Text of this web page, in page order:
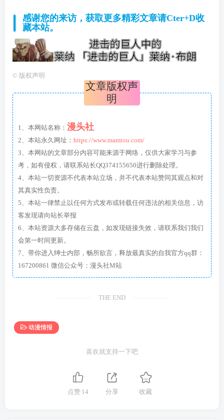
感谢您的来访，获取更多精彩文章请Cter+D收
藏本站。
© 版权声明
文章版权声
明
1、本网站名称： 漫头社
2、本站永久网址： https://www.mamtou.com/
3、本网站的文章部分内容可能来源于网络，仅供大家学习与参
考，如有侵权，请联系站长QQ374155650进行删除处理。
4、本站一切资源不代表本站立场，并不代表本站赞同其观点和对
其真实性负责。
5、本站一律禁止以任何方式发布或转载任何违法的相关信息，访
客发现请向站长举报
6、本站资源大多存储在云盘，如发现链接失效，请联系我们我们
会第一时间更新。
7、带你进入绅士内部，畅所欲言，释放最真实的自我官方qq群：
167200861 微信公众号：漫头社M站
THE END
动漫情报
喜欢就支持一下吧
点赞 14 分享 收藏